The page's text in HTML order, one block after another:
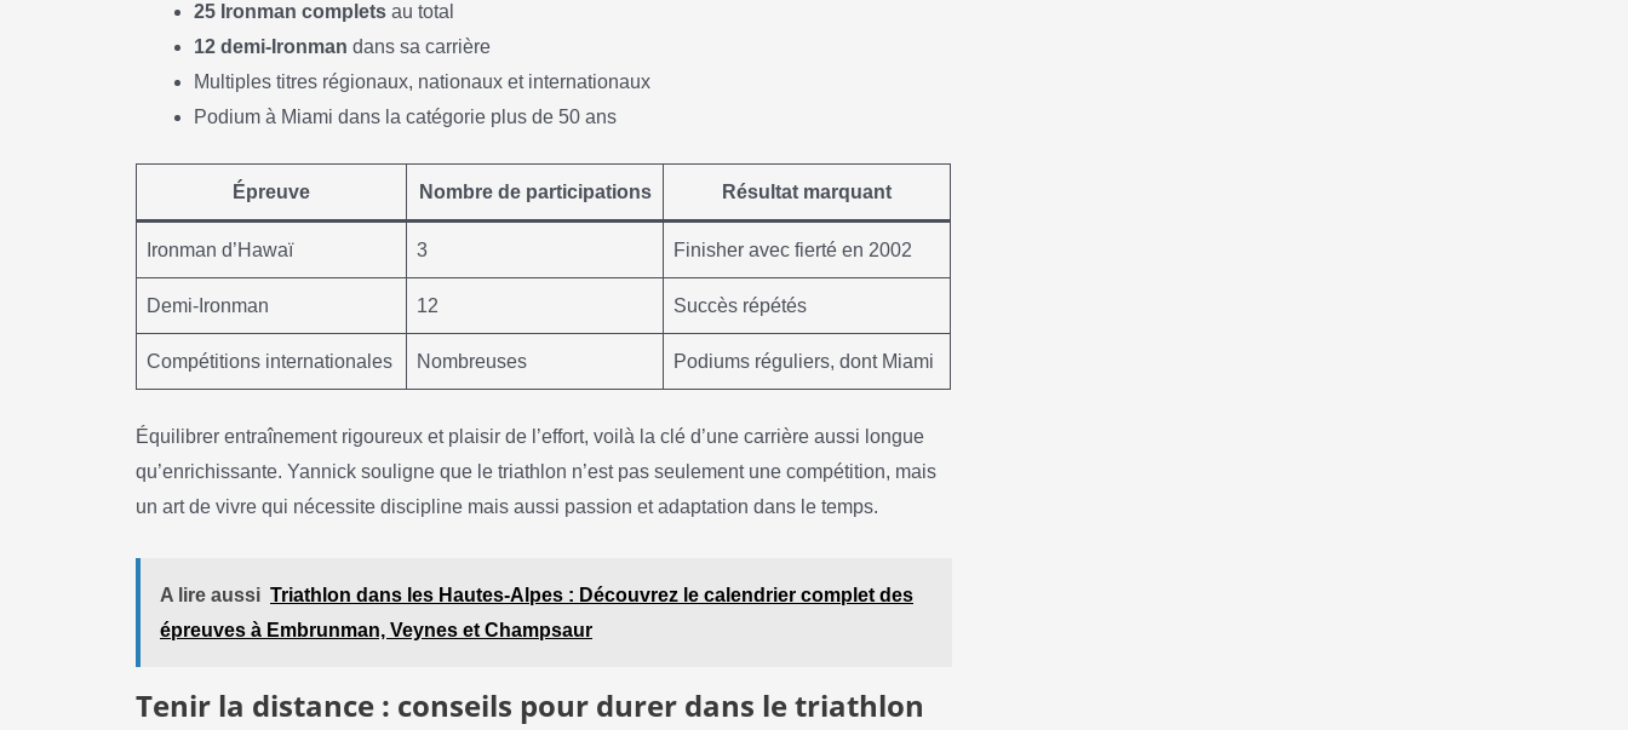
25 Ironman complets au total
12 demi-Ironman dans sa carrière
Multiples titres régionaux, nationaux et internationaux
Podium à Miami dans la catégorie plus de 50 ans
Épreuve Nombre de participations Résultat marquant
Ironman d’Hawaï 3 Finisher avec fierté en 2002
Demi-Ironman 12 Succès répétés
Compétitions internationales Nombreuses Podiums réguliers, dont Miami
Équilibrer entraînement rigoureux et plaisir de l’effort, voilà la clé d’une carrière aussi longue
qu’enrichissante. Yannick souligne que le triathlon n’est pas seulement une compétition, mais
un art de vivre qui nécessite discipline mais aussi passion et adaptation dans le temps.
A lire aussi Triathlon dans les Hautes-Alpes : Découvrez le calendrier complet des
épreuves à Embrunman, Veynes et Champsaur
Tenir la distance : conseils pour durer dans le triathlon